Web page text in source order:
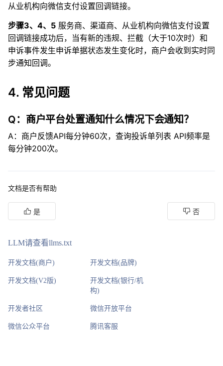
从业机构向微信支付设置回调链接。
步骤3、4、5 服务商、渠道商、从业机构向微信支付设置
回调链接成功后，当有新的违规、拦截（大于10次时）和
申诉事件发生申诉单据状态发生变化时，商户会收到实时同
步通知回调。
4. 常见问题
Q：商户平台处置通知什么情况下会通知？
A：商户反馈API每分钟60次，查询投诉单列表 API频率是
每分钟200次。
文档是否有帮助
是 否
LLM请查看llms.txt
开发文档(商户) 开发文档(品牌)
开发文档(V2版)
开发文档(银行/机
构)
开发者社区 微信开放平台
微信公众平台 腾讯客服